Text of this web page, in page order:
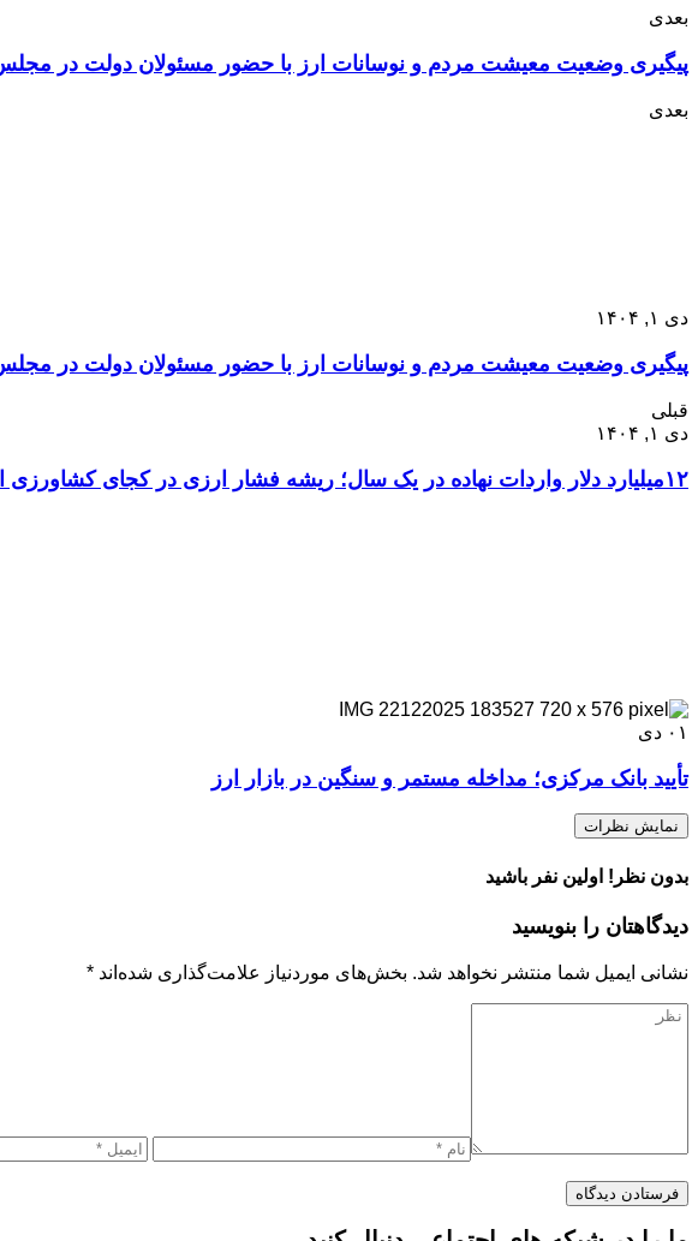
بعدی
پیگیری وضعیت معیشت مردم و نوسانات ارز با حضور مسئولان دولت در
بعدی
دی ۱, ۱۴۰۴
پیگیری وضعیت معیشت مردم و نوسانات ارز با حضور مسئولان دولت در
قبلی
دی ۱, ۱۴۰۴
۱۲میلیارد دلار واردات نهاده در یک سال؛ ریشه فشار ارزی در کجای کشاورزی است؟
۰۱ دی
تأیید بانک مرکزی؛ مداخله مستمر و سنگین در بازار ارز
نمایش نظرات
بدون نظر! اولین نفر باشید
دیدگاهتان را بنویسید
نشانی ایمیل شما منتشر نخواهد شد. بخش‌های موردنیاز علامت‌گذاری شده‌اند *